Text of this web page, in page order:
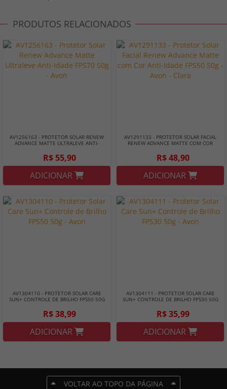
PRODUTOS RELACIONADOS
AV1256163 - PROTETOR SOLAR RENEW
ADVANCE MATTE ULTRALEVE ANTI-
R$ 55,90
ADICIONAR
AV1291133 - PROTETOR SOLAR FACIAL
RENEW ADVANCE MATTE COM COR
R$ 48,90
ADICIONAR
AV1304110 - PROTETOR SOLAR CARE
SUN+ CONTROLE DE BRILHO FPS50 50G
R$ 38,99
ADICIONAR
AV1304111 - PROTETOR SOLAR CARE
SUN+ CONTROLE DE BRILHO FPS30 50G
R$ 35,99
ADICIONAR
VOLTAR AO TOPO DA PÁGINA